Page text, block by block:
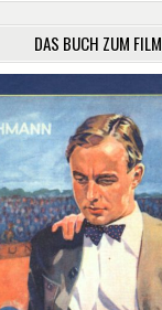
DAS BUCH ZUM FILM